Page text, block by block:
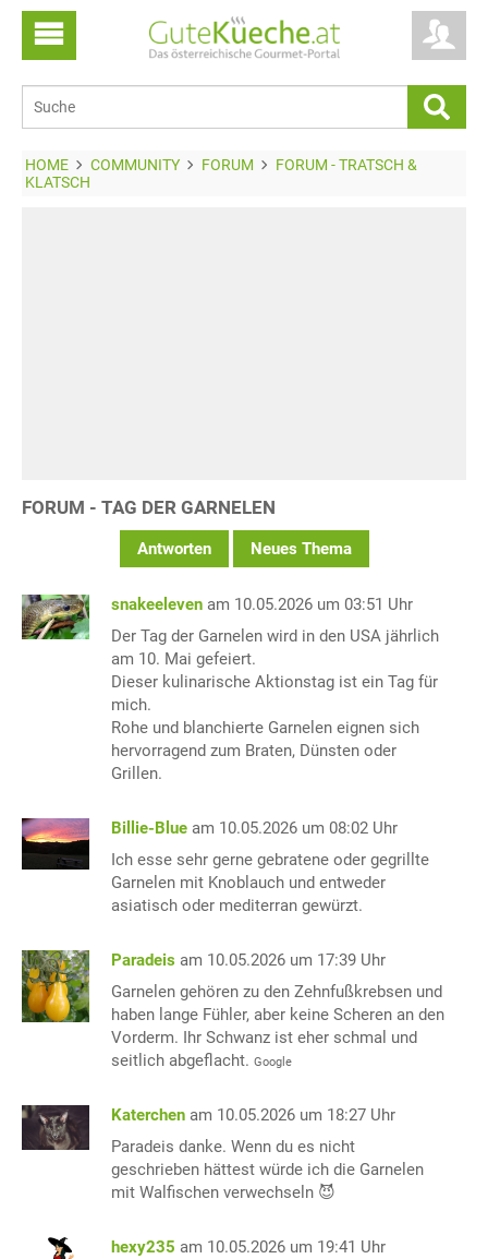
HOME COMMUNITY FORUM
FORUM - TRATSCH &
KLATSCH
FORUM - TAG DER GARNELEN
Antworten Neues Thema
snakeeleven am 10.05.2026 um 03:51 Uhr
Der Tag der Garnelen wird in den USA jährlich
am 10. Mai gefeiert.
Dieser kulinarische Aktionstag ist ein Tag für
mich.
Rohe und blanchierte Garnelen eignen sich
hervorragend zum Braten, Dünsten oder
Grillen.
Billie-Blue am 10.05.2026 um 08:02 Uhr
Ich esse sehr gerne gebratene oder gegrillte
Garnelen mit Knoblauch und entweder
asiatisch oder mediterran gewürzt.
Paradeis am 10.05.2026 um 17:39 Uhr
Garnelen gehören zu den Zehnfußkrebsen und
haben lange Fühler, aber keine Scheren an den
Vorderm. Ihr Schwanz ist eher schmal und
seitlich abgeflacht. Google
Katerchen am 10.05.2026 um 18:27 Uhr
Paradeis danke. Wenn du es nicht
geschrieben hättest würde ich die Garnelen
mit Walfischen verwechseln 😈
hexy235 am 10.05.2026 um 19:41 Uhr